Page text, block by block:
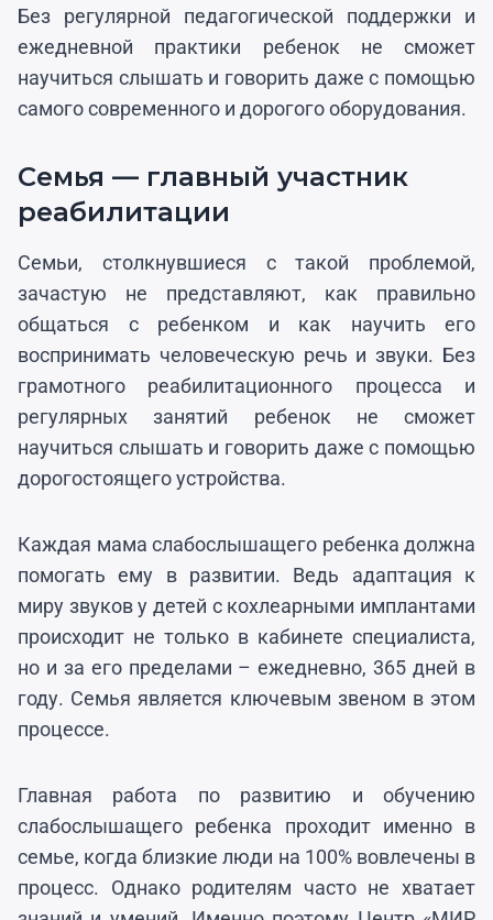
Без регулярной педагогической поддержки и
ежедневной практики ребенок не сможет
научиться слышать и говорить даже с помощью
самого современного и дорогого оборудования.
Семья — главный участник
реабилитации
Семьи, столкнувшиеся с такой проблемой,
зачастую не представляют, как правильно
общаться с ребенком и как научить его
воспринимать человеческую речь и звуки. Без
грамотного реабилитационного процесса и
регулярных занятий ребенок не сможет
научиться слышать и говорить даже с помощью
дорогостоящего устройства.
Каждая мама слабослышащего ребенка должна
помогать ему в развитии. Ведь адаптация к
миру звуков у детей с кохлеарными имплантами
происходит не только в кабинете специалиста,
но и за его пределами – ежедневно, 365 дней в
году. Семья является ключевым звеном в этом
процессе.
Главная работа по развитию и обучению
слабослышащего ребенка проходит именно в
семье, когда близкие люди на 100% вовлечены в
процесс. Однако родителям часто не хватает